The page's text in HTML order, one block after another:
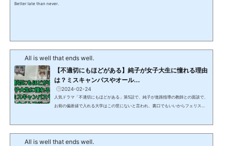
Better late than never.
All is well that ends well.
【不適切にもほどがある】純子が女子大生に憧れる理由
は？ミスキャンパスやオール...
2024-02-24
人気ドラマ「不適切にもほどがある」第5話で、純子が進路指導の教師との面談で、
お前の偏差値で入れる大学はこの世にないと言われ、裏口でもいいからフェリスに
いう発言について解説します。 【不適切にもほどがある】純子が女子大生に憧れる
All is well that ends well.